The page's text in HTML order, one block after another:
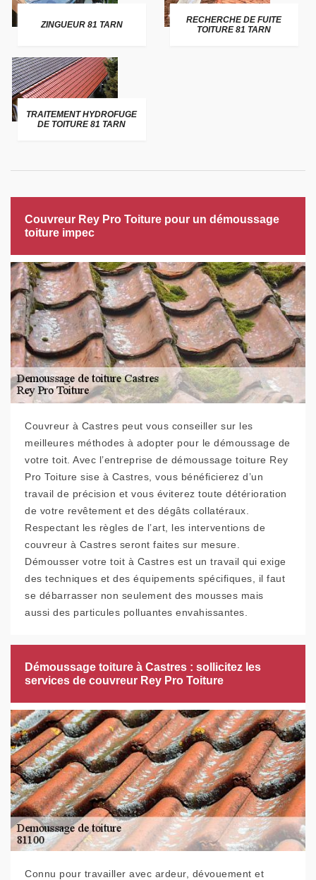
ZINGUEUR 81 TARN
RECHERCHE DE FUITE
TOITURE 81 TARN
TRAITEMENT HYDROFUGE
DE TOITURE 81 TARN
Couvreur Rey Pro Toiture pour un démoussage
toiture impec
Couvreur à Castres peut vous conseiller sur les
meilleures méthodes à adopter pour le démoussage de
votre toit. Avec l’entreprise de démoussage toiture Rey
Pro Toiture sise à Castres, vous bénéficierez d’un
travail de précision et vous éviterez toute détérioration
de votre revêtement et des dégâts collatéraux.
Respectant les règles de l’art, les interventions de
couvreur à Castres seront faites sur mesure.
Démousser votre toit à Castres est un travail qui exige
des techniques et des équipements spécifiques, il faut
se débarrasser non seulement des mousses mais
aussi des particules polluantes envahissantes.
Démoussage toiture à Castres : sollicitez les
services de couvreur Rey Pro Toiture
Connu pour travailler avec ardeur, dévouement et